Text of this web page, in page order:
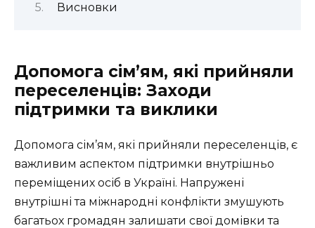
Висновки
Допомога сім’ям, які прийняли
переселенців: Заходи
підтримки та виклики
Допомога сім’ям, які прийняли переселенців, є
важливим аспектом підтримки внутрішньо
переміщених осіб в Україні. Напружені
внутрішні та міжнародні конфлікти змушують
багатьох громадян залишати свої домівки та